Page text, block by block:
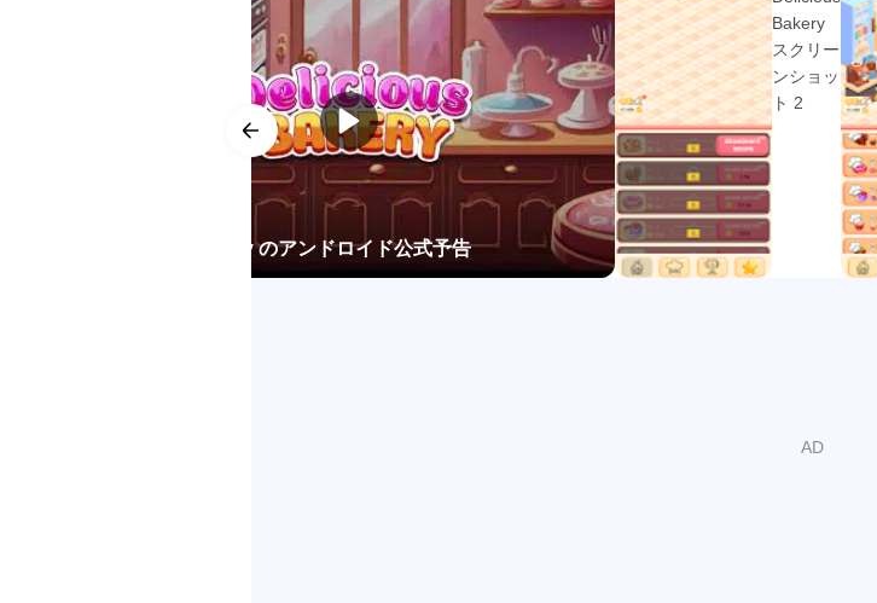
Kitchen / Food and GUI Assets Creator - Persefida（Unity Assets Store）
BGM 作成者：Larachma（YouTube チャンネル）
Delicious Bakery のアンドロイド公式予告